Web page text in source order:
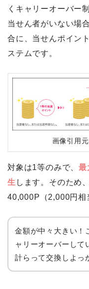
くキャリーオーバー
当せん者がいない場
合に、当せんポイン
ステムです。
画像引用
対象は1等のみで、最
生 します。そのため
40,000P（2,000円相
金額が中々大きい！
ャリーオーバーして
計らって交換しよっ